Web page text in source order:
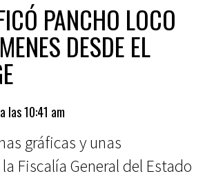
PANCHO LOCO
DESDE EL
las 10:41 am
gráficas y unas
Fiscalía General del Estado